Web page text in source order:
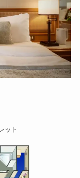
ット